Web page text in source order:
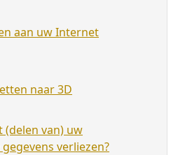
aan uw Internet
naar 3D
(delen van) uw
verliezen?